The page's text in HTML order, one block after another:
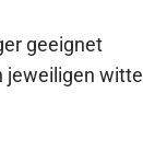
geeignet